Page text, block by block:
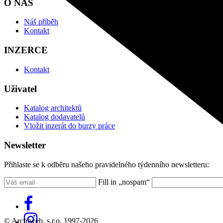
O NÁS
Náš příběh
Kontakt
INZERCE
Kontakt
Uživatel
Katalog architektů
Katalog dodavatelů
Vložit inzerát do burzy práce
Newsletter
Přihlaste se k odběru našeho pravidelného týdenního newsletteru:
Fill in „nospam“
© Archiweb, s.r.o. 1997-2026